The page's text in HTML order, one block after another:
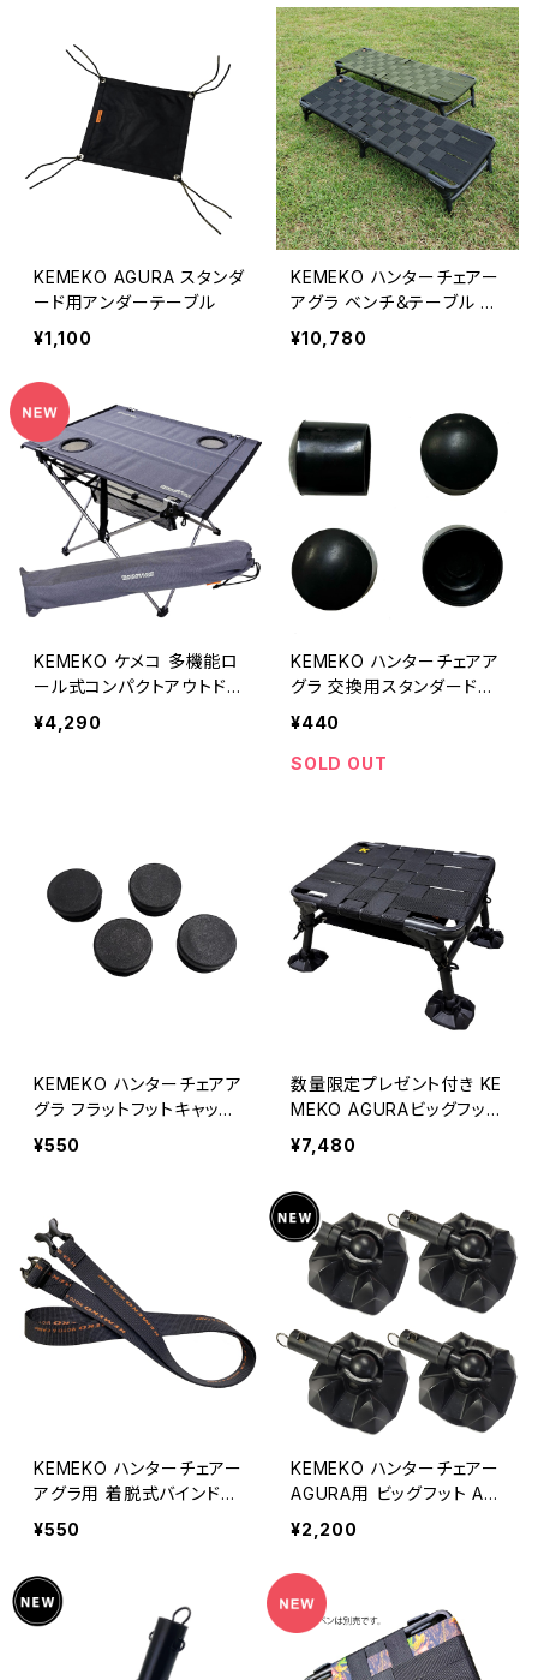
KEMEKO AGURA スタンダ
ード用アンダーテーブル
¥1,100
KEMEKO ハンターチェアー
アグラ ベンチ＆テーブル ペ
アチェアー＆フォールディン
グテーブル（フットエンド3個
¥10,780
KEMEKO ケメコ 多機能ロ
ール式コンパクトアウトドア
テーブル RCT(GRAY)
¥4,290
KEMEKO ハンターチェアア
グラ 交換用スタンダードフ
ットキャップセット ゆうパケ
¥440
SOLD OUT
KEMEKO ハンターチェアア
グラ フラットフットキャップ
セット ゆうパケット対応 ケ
¥550
数量限定プレゼント付き KE
MEKO AGURAビッグフット
セット ハンターチェアーア
グラ ビッグフット付
¥7,480
KEMEKO ハンターチェアー
アグラ用 着脱式バインドス
トラップ キャンピングシート
¥550
KEMEKO ハンターチェアー
AGURA用 ビッグフット AG
URA専用フットエンド4P
¥2,200